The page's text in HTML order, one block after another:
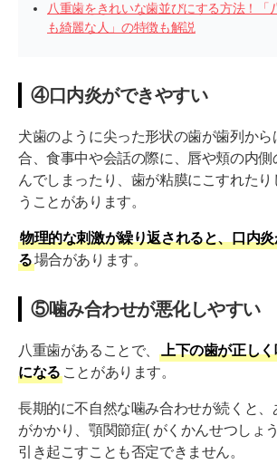
八重歯をきれいな歯並びにする方法！「
も綺麗な人」の特徴も解説
④口内炎ができやすい
犬歯のように尖った形状の歯が歯列か
合、食事中や会話の際に、唇や頬の内
んでしまったり、歯が粘膜にこすれたり
うことがあります。
物理的な刺激が繰り返されると、口内
る場合があります。
⑤噛み合わせが悪化しやすい
八重歯があることで、
上下の歯が正し
になる ことがあります。
長期的に不自然な噛み合わせが続くと、
がかかり、顎関節症( がくかんせつしょ
引き起こすことも否定できません。